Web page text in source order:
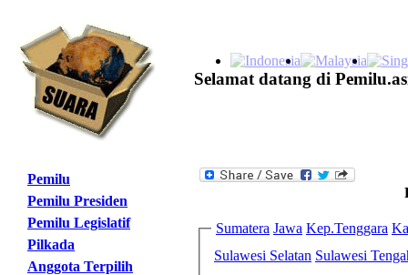
Selamat datang di
Pemilu
Pemilu Presiden
Pemilu Legislatif
Pilkada
Anggota Terpilih
Sumatera Jawa Kep.Tenggara
Sulawesi Selatan Sulawesi